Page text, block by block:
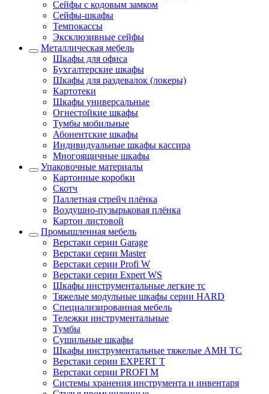
Сейфы с кодовым замком
Сейфы-шкафы
Темпокассы
Эксклюзивные сейфы
Металлическая мебель
Шкафы для офиса
Бухгалтерские шкафы
Шкафы для раздевалок (локеры)
Картотеки
Шкафы универсальные
Огнестойкие шкафы
Тумбы мобильные
Абонентские шкафы
Индивидуальные шкафы кассира
Многоящичные шкафы
Упаковочные материалы
Картонные коробки
Скотч
Паллетная стрейч плёнка
Воздушно-пузырьковая плёнка
Картон листовой
Промышленная мебель
Верстаки серии Garage
Верстаки серии Master
Верстаки серии Profi W
Верстаки серии Expert WS
Шкафы инструментальные легкие тс
Тяжелые модульные шкафы серии HARD
Cпециализированная мебель
Тележки инструментальные
Тумбы
Cушильные шкафы
Шкафы инструментальные тяжелые AMH TC
Верстаки серии EXPERT T
Верстаки серии PROFI M
Системы хранения инструмента и инвентаря